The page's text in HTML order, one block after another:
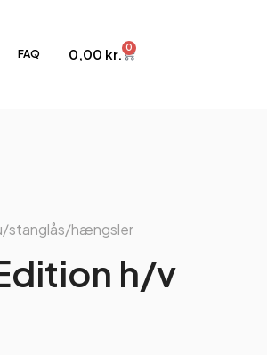
FAQ 0,00 kr. 0
stanglås/hængsler
h/v